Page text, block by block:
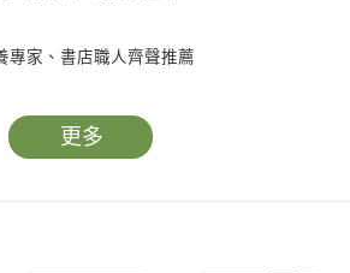
專家、書店職人齊聲推薦
房店長
家
師、臺灣閱讀協會理事
更多